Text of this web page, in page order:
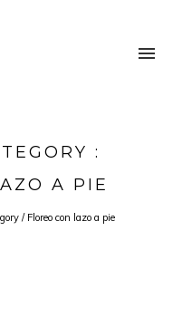
:
A PIE
/ Floreo con lazo a pie